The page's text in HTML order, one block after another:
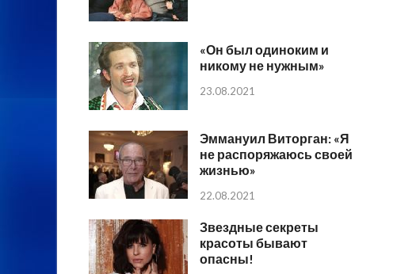
«Он был одиноким и
никому не нужным»
23.08.2021
Эммануил Виторган: «Я
не распоряжаюсь своей
жизнью»
22.08.2021
Звездные секреты
красоты бывают
опасны!